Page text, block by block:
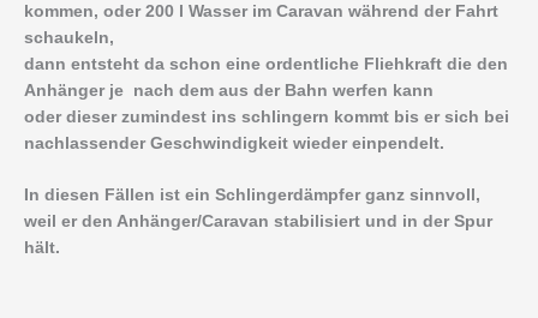
kommen, oder 200 l Wasser im Caravan während der Fahrt
schaukeln,
dann entsteht da schon eine ordentliche Fliehkraft die den
Anhänger je nach dem aus der Bahn werfen kann
oder dieser zumindest ins schlingern kommt bis er sich bei
nachlassender Geschwindigkeit wieder einpendelt.
In diesen Fällen ist ein Schlingerdämpfer ganz sinnvoll,
weil er den Anhänger/Caravan stabilisiert und in der Spur
hält.